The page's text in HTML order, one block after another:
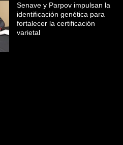
Senave y Parpov impulsan la
identificación genética para
fortalecer la certificación
varietal